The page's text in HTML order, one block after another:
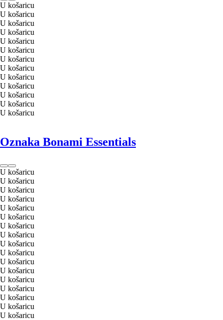
U košaricu
U košaricu
U košaricu
U košaricu
U košaricu
U košaricu
U košaricu
U košaricu
U košaricu
U košaricu
U košaricu
U košaricu
U košaricu
Oznaka Bonami Essentials
U košaricu
U košaricu
U košaricu
U košaricu
U košaricu
U košaricu
U košaricu
U košaricu
U košaricu
U košaricu
U košaricu
U košaricu
U košaricu
U košaricu
U košaricu
U košaricu
U košaricu